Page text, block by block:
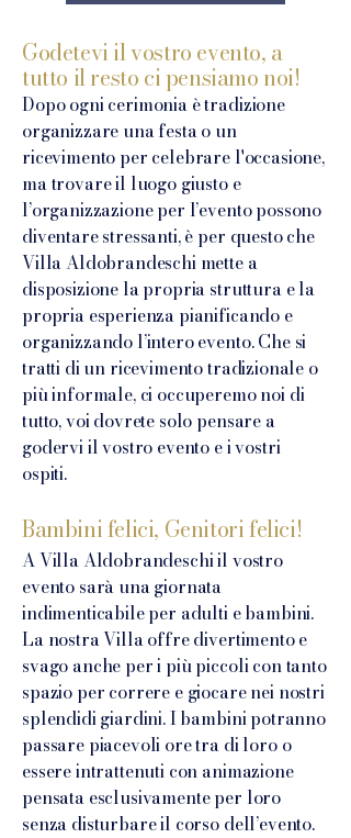
Godetevi il vostro evento, a
tutto il resto ci pensiamo noi!
Dopo ogni cerimonia è tradizione
organizzare una festa o un
ricevimento per celebrare l'occasione,
ma trovare il luogo giusto e
l’organizzazione per l’evento possono
diventare stressanti, è per questo che
Villa Aldobrandeschi mette a
disposizione la propria struttura e la
propria esperienza pianificando e
organizzando l’intero evento. Che si
tratti di un ricevimento tradizionale o
più informale, ci occuperemo noi di
tutto, voi dovrete solo pensare a
godervi il vostro evento e i vostri
ospiti.
Bambini felici, Genitori felici!
A Villa Aldobrandeschi il vostro
evento sarà una giornata
indimenticabile per adulti e bambini.
La nostra Villa offre divertimento e
svago anche per i più piccoli con tanto
spazio per correre e giocare nei nostri
splendidi giardini. I bambini potranno
passare piacevoli ore tra di loro o
essere intrattenuti con animazione
pensata esclusivamente per loro
senza disturbare il corso dell’evento.